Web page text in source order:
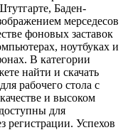
Баден-
мерседесов
фоновых заставок
ноутбуках и
В категории
найти и скачать
рабочего стола с
и высоком
для
регистрации. Успехов